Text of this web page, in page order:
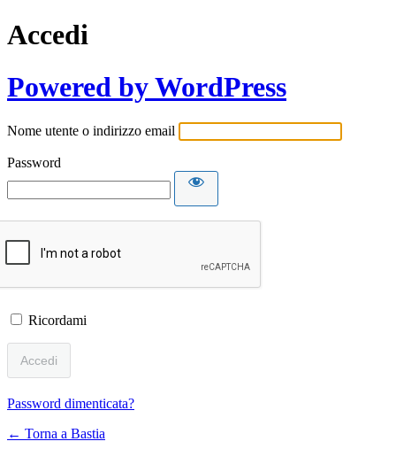
Accedi
Powered by WordPress
Nome utente o indirizzo email
Password
Ricordami
Password dimenticata?
← Torna a Bastia